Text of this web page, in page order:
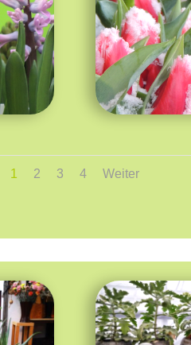
1 2 3 4 Weiter